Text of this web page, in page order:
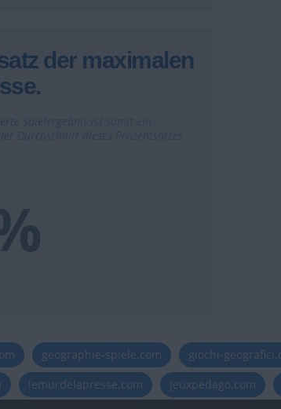
der maximalen
geographie-spiele.com giochi-
lemurdelapresse.com jeuxpedago.com